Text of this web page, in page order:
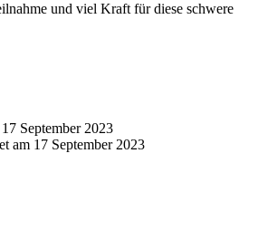
und viel Kraft für diese schwere
17 September 2023
am 17 September 2023